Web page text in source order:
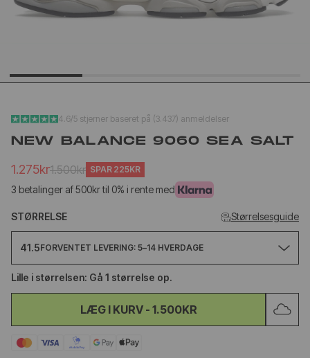
YEEZY SLIDE YS-01
CREAM
499kr650kr
NEW
4.6/5 stjerner baseret på (3.437) anmeldelser
NEW BALANCE 9060 SEA SALT
1.275kr1.500kr SPAR 225KR
3 betalinger af 500kr til 0% i rente med
STØRRELSE Størrelsesguide
41.5FORVENTET LEVERING: 5–14 HVERDAGE
Lille i størrelsen: Gå 1 størrelse op.
LÆG I KURV - 1.500KR